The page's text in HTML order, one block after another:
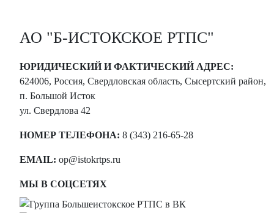
АО "Б-ИСТОКСКОЕ РТПС"
ЮРИДИЧЕСКИЙ И ФАКТИЧЕСКИЙ АДРЕС:
624006, Россия, Свердловская область, Сысертский район,
п. Большой Исток
ул. Свердлова 42
НОМЕР ТЕЛЕФОНА: 8 (343) 216-65-28
EMAIL: op@istokrtps.ru
МЫ В СОЦСЕТЯХ